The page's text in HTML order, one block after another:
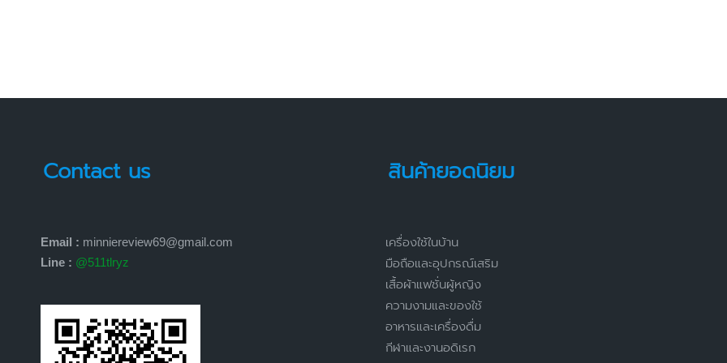
Contact us
Email : minniereview69@gmail.com
Line : @511tlryz
สินค้ายอดนิยม
เครื่องใช้ในบ้าน
มือถือและอุปกรณ์เสริม
เสื้อผ้าแฟชั่นผู้หญิง
ความงามและของใช้
อาหารและเครื่องดื่ม
กีฬาและงานอดิเรก